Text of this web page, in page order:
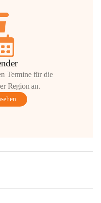
Termine für die
Region an.